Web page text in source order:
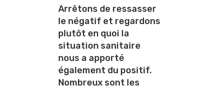
Arrêtons de ressasser
le négatif et regardons
plutôt en quoi la
situation sanitaire
nous a apporté
également du positif.
Nombreux sont les